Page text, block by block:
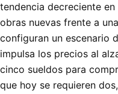
tendencia decreciente
obras nuevas frente a
configuran un escenario
impulsa los precios al
cinco sueldos para
que hoy se requieren